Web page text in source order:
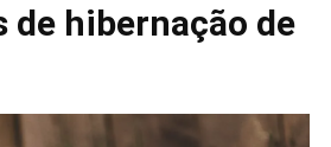
de hibernação de